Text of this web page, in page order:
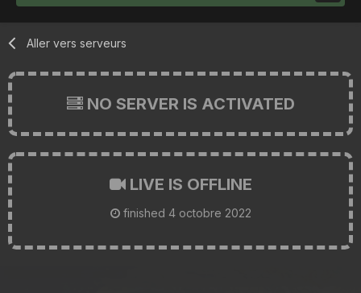
Aller vers serveurs
NO SERVER IS ACTIVATED
LIVE IS OFFLINE
finished 4 octobre 2022